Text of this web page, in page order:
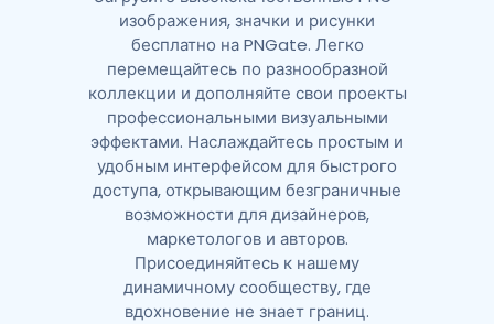
изображения, значки и рисунки
бесплатно на PNGate. Легко
перемещайтесь по разнообразной
коллекции и дополняйте свои проекты
профессиональными визуальными
эффектами. Наслаждайтесь простым и
удобным интерфейсом для быстрого
доступа, открывающим безграничные
возможности для дизайнеров,
маркетологов и авторов.
Присоединяйтесь к нашему
динамичному сообществу, где
вдохновение не знает границ.